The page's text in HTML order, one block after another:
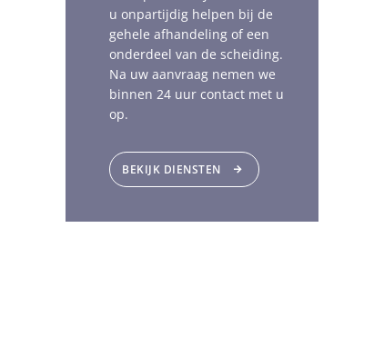
u onpartijdig helpen bij de
gehele afhandeling of een
onderdeel van de scheiding.
Na uw aanvraag nemen we
binnen 24 uur contact met u
op.
BEKIJK DIENSTEN